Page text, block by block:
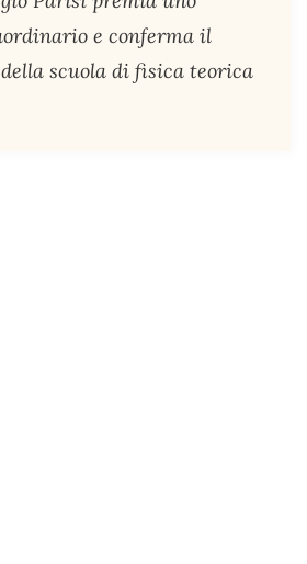
e conferma il
scuola di fisica teorica